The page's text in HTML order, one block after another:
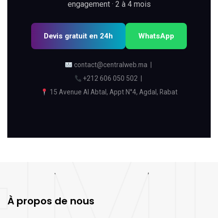
engagement · 2 à 4 mois
Devis gratuit en 24h WhatsApp
contact@centralweb.ma
+212 606 050 502
15 Avenue Al Abtal, Appt N°4, Agdal, Rabat
À propos de nous